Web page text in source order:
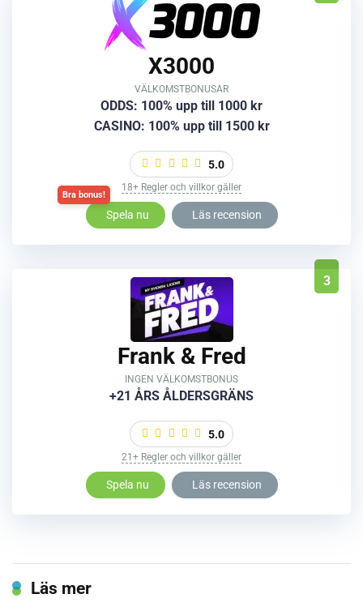
X3000
VÄLKOMSTBONUSAR
ODDS: 100% upp till 1000 kr
CASINO: 100% upp till 1500 kr
5.0
18+ Regler och villkor gäller
Spela nu Läs recension
3
Frank & Fred
INGEN VÄLKOMSTBONUS
+21 ÅRS ÅLDERSGRÄNS
5.0
21+ Regler och villkor gäller
Spela nu Läs recension
Läs mer